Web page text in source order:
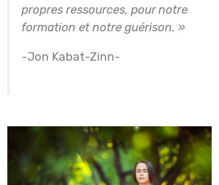
propres ressources, pour notre
formation et notre guérison. »
-Jon Kabat-Zinn-